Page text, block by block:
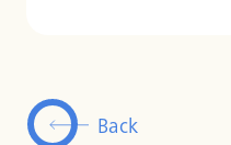
Back